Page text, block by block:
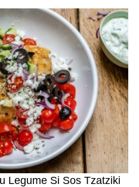
Legume Si Sos Tzatziki